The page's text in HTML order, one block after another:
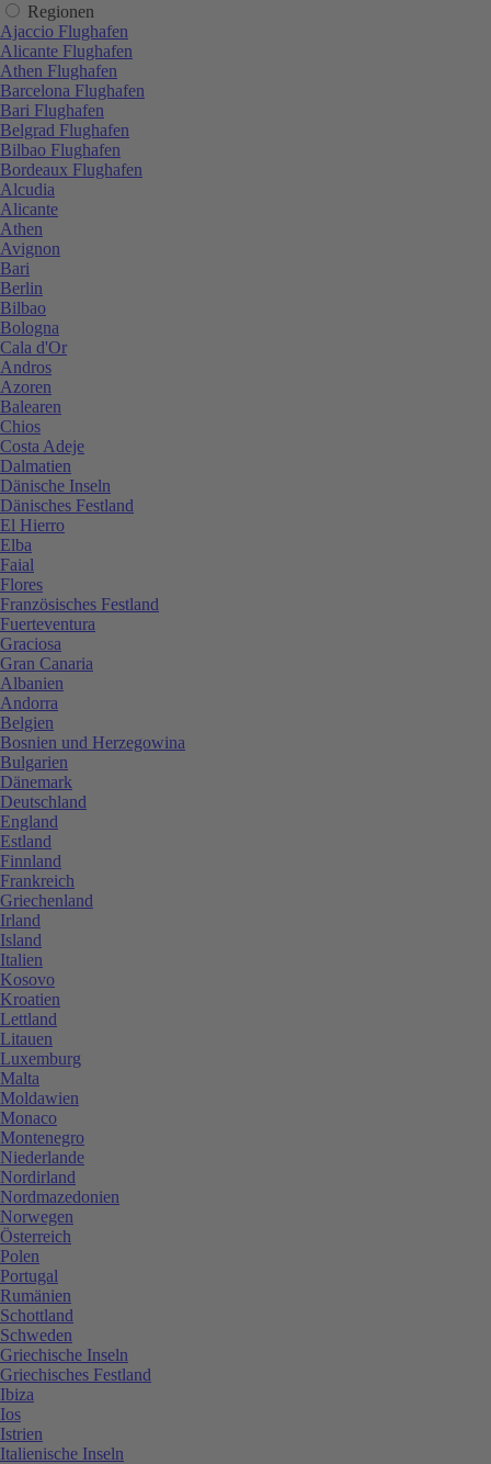
Regionen
Ajaccio Flughafen
Alicante Flughafen
Athen Flughafen
Barcelona Flughafen
Bari Flughafen
Belgrad Flughafen
Bilbao Flughafen
Bordeaux Flughafen
Alcudia
Alicante
Athen
Avignon
Bari
Berlin
Bilbao
Bologna
Cala d'Or
Andros
Azoren
Balearen
Chios
Costa Adeje
Dalmatien
Dänische Inseln
Dänisches Festland
El Hierro
Elba
Faial
Flores
Französisches Festland
Fuerteventura
Graciosa
Gran Canaria
Albanien
Andorra
Belgien
Bosnien und Herzegowina
Bulgarien
Dänemark
Deutschland
England
Estland
Finnland
Frankreich
Griechenland
Irland
Island
Italien
Kosovo
Kroatien
Lettland
Litauen
Luxemburg
Malta
Moldawien
Monaco
Montenegro
Niederlande
Nordirland
Nordmazedonien
Norwegen
Österreich
Polen
Portugal
Rumänien
Schottland
Schweden
Griechische Inseln
Griechisches Festland
Ibiza
Ios
Istrien
Italienische Inseln